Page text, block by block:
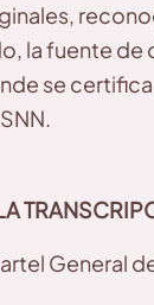
la fuente de
se
General